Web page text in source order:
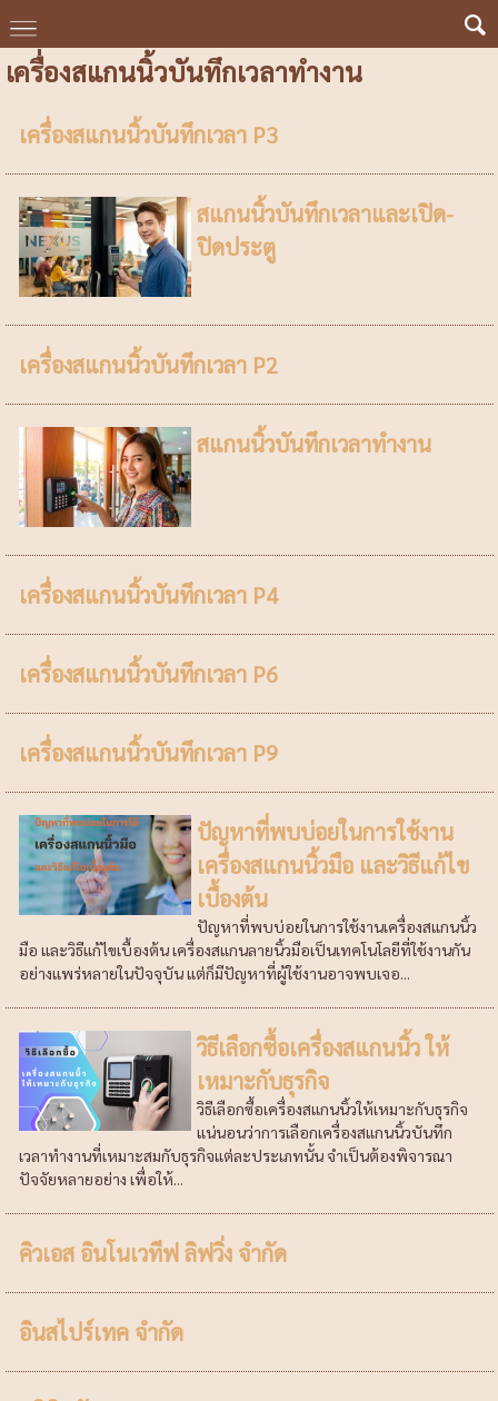
เครื่องสแกนนิ้วบันทึกเวลาทำงาน
เครื่องสแกนนิ้วบันทึกเวลา P3
สแกนนิ้วบันทึกเวลาและเปิด-
ปิดประตู
เครื่องสแกนนิ้วบันทึกเวลา P2
สแกนนิ้วบันทึกเวลาทำงาน
เครื่องสแกนนิ้วบันทึกเวลา P4
เครื่องสแกนนิ้วบันทึกเวลา P6
เครื่องสแกนนิ้วบันทึกเวลา P9
ปัญหาที่พบบ่อยในการใช้งาน
เครื่องสแกนนิ้วมือ และวิธีแก้ไข
เบื้องต้น
ปัญหาที่พบบ่อยในการใช้งานเครื่องสแกนนิ้ว
มือ และวิธีแก้ไขเบื้องต้น เครื่องสแกนลายนิ้วมือเป็นเทคโนโลยีที่ใช้งานกัน
อย่างแพร่หลายในปัจจุบัน แต่ก็มีปัญหาที่ผู้ใช้งานอาจพบเจอ...
วิธีเลือกซื้อเครื่องสแกนนิ้ว ให้
เหมาะกับธุรกิจ
วิธีเลือกซื้อเครื่องสแกนนิ้วให้เหมาะกับธุรกิจ
แน่นอนว่าการเลือกเครื่องสแกนนิ้วบันทึก
เวลาทำงานที่เหมาะสมกับธุรกิจแต่ละประเภทนั้น จำเป็นต้องพิจารณา
ปัจจัยหลายอย่าง เพื่อให้...
คิวเอส อินโนเวทีฟ ลิฟวิ่ง จำกัด
อินสไปร์เทค จำกัด